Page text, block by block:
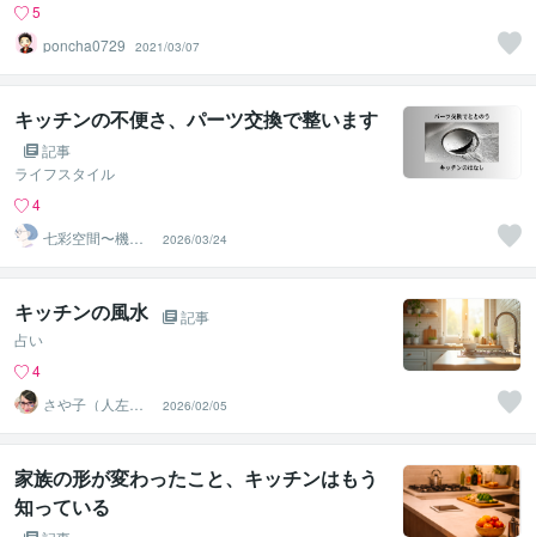
5
poncha0729
2021/03/07
キッチンの不便さ、パーツ交換で整います
記事
ライフスタイル
4
七彩空間〜機器
のプロによるキ
ッチン相談
2026/03/24
キッチンの風水
記事
占い
4
さや子（人左綾
星）
2026/02/05
家族の形が変わったこと、キッチンはもう
知っている